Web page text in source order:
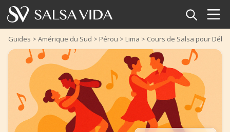
Accueil
Événements
Actualités
Articles
Guides > Amérique du Sud > Pérou > Lima > Cours de Salsa pour